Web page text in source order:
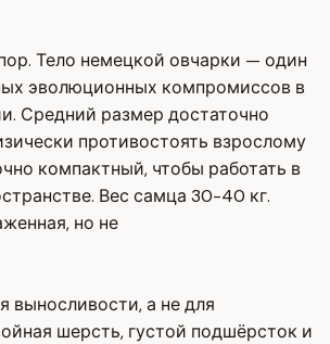
Тело немецкой овчарки — один
эволюционных компромиссов в
Средний размер достаточно
противостоять взрослому
компактный, чтобы работать в
Вес самца 30-40 кг.
но не
выносливости, а не для
шерсть, густой подшёрсток и